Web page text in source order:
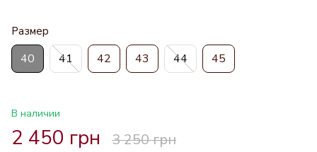
Размер
40 41 42 43 44 45
В наличии
2 450 грн 3 250 грн